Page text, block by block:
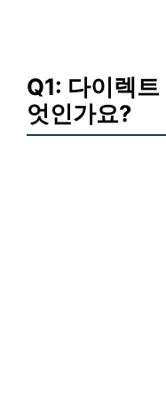
Q1: 다이렉
엇인가요?